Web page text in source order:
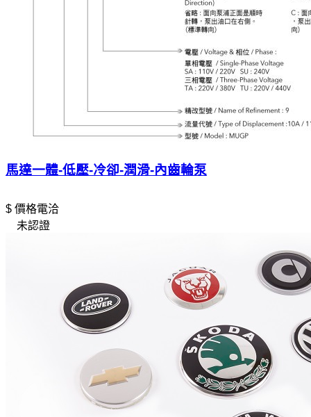
馬達一體-低壓-冷卻-潤滑-內齒輪泵
$ 價格電洽
未認證